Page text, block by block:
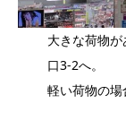
大きな荷物
口3-2へ。
軽い荷物の場